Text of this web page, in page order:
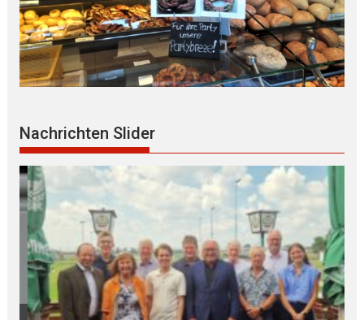
Nachrichten Slider